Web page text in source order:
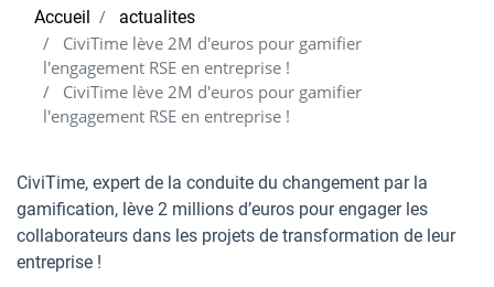
Accueil actualites
CiviTime lève 2M d'euros pour gamifier
l'engagement RSE en entreprise !
CiviTime lève 2M d'euros pour gamifier
l'engagement RSE en entreprise !
CiviTime, expert de la conduite du changement par la
gamification, lève 2 millions d’euros pour engager les
collaborateurs dans les projets de transformation de leur
entreprise !